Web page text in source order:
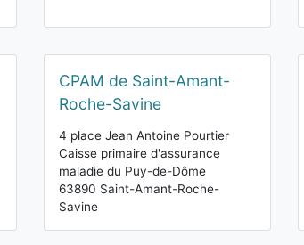
CPAM de Saint-Amant-
Roche-Savine
4 place Jean Antoine Pourtier
Caisse primaire d'assurance
maladie du Puy-de-Dôme
63890 Saint-Amant-Roche-
Savine